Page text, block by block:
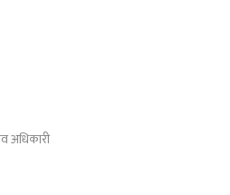
अधिकारी